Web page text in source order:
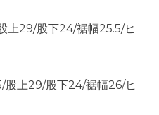
上29/股下24/裾幅25.5/ヒ
上29/股下24/裾幅26/ヒ